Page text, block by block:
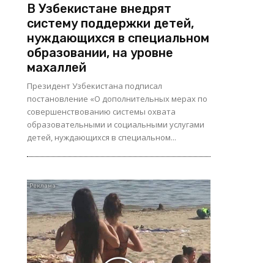
В Узбекистане внедрят
систему поддержки детей,
нуждающихся в специальном
образовании, на уровне
махаллей
Президент Узбекистана подписал
постановление «О дополнительных мерах по
совершенствованию системы охвата
образовательными и социальными услугами
детей, нуждающихся в специальном...